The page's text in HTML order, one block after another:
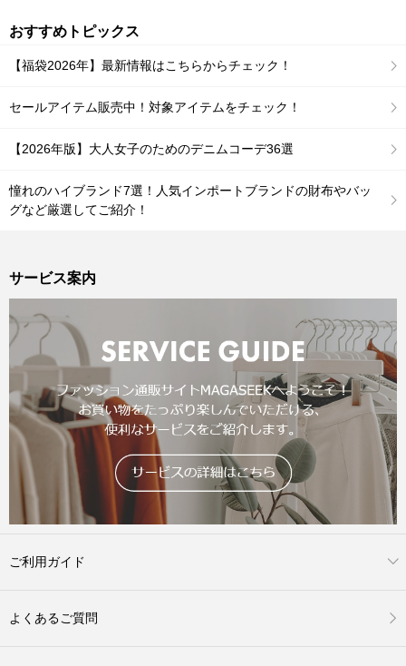
おすすめトピックス
【福袋2026年】最新情報はこちらからチェック！
セールアイテム販売中！対象アイテムをチェック！
【2026年版】大人女子のためのデニムコーデ36選
憧れのハイブランド7選！人気インポートブランドの財布やバッ
グなど厳選してご紹介！
サービス案内
ご利用ガイド
よくあるご質問